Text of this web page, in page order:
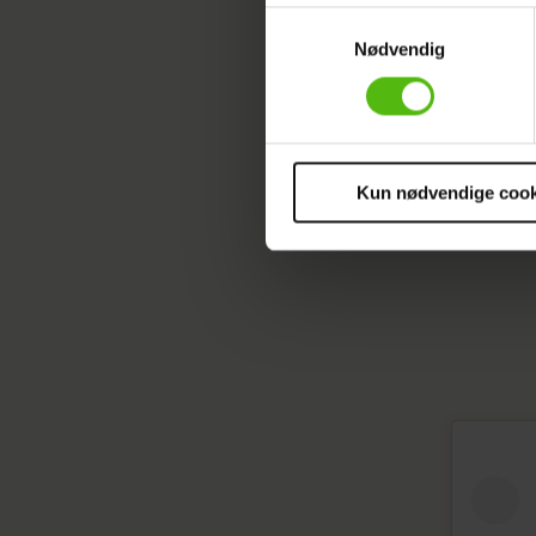
Dine valg anvendes på hele
Vi ønsker dit samtykke til at
Vi anvender egne cookies
sociale medier.
Nødvendig
Kun nødvendige